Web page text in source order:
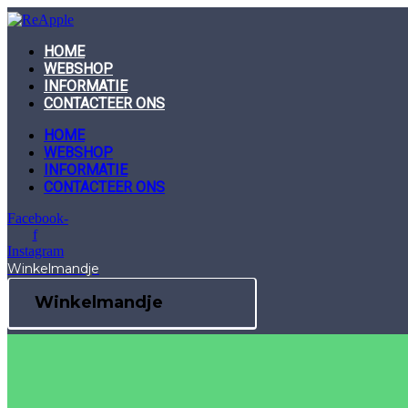
Skip
to
contentHOME
WEBSHOP
INFORMATIE
CONTACTEER ONS
HOME
WEBSHOP
INFORMATIE
CONTACTEER ONS
Facebook-
f
Instagram
Winkelmandje
Winkelmandje